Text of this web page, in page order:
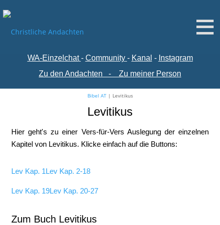
WA-Einzelchat - Community - Kanal - Instagram
Zu den Andachten
- Zu meiner Person
Bibel AT| Levitikus
Levitikus
Hier geht's zu einer Vers-für-Vers Auslegung der einzelnen
Kapitel von Levitikus. Klicke einfach auf die Buttons:
Lev Kap. 1Lev Kap. 2-18
Lev Kap. 19Lev Kap. 20-27
Zum Buch Levitikus